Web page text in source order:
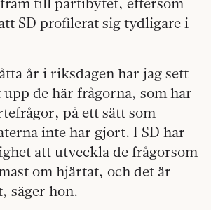
SD profilerat sig tydligare i
år i riksdagen har jag sett
de här frågorna, som har
på ett sätt som
inte har gjort. I SD har
att utveckla de frågorsom
om hjärtat, och det är
säger hon.